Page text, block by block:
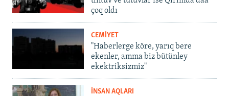
çoq oldı
CEMİYET
"Haberlerge köre, yarıq bere
ekenler, amma biz bütünley
ekektriksizmiz"
İNSAN AQLARI